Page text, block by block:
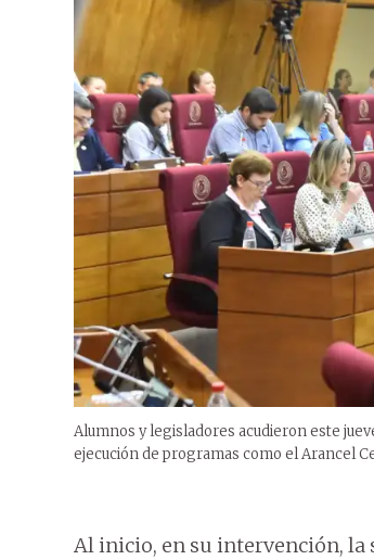
Alumnos y legisladores acudieron este
ejecución de programas como el Arancel
Al inicio, en su intervención, la